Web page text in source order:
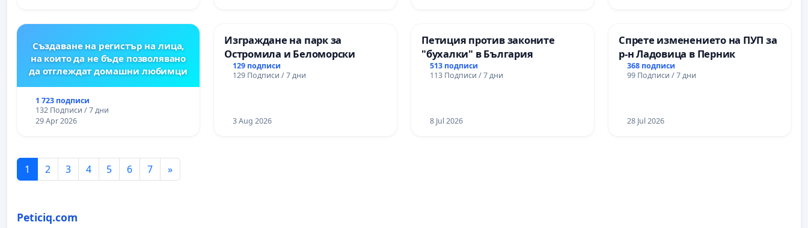
Създаване на регистър на лица,
на които да не бъде позволявано
да отглеждат домашни любимци
1 723 подписи
132 Подписи / 7 дни
29 Apr 2026
Изграждане на парк за
Остромила и Беломорски
129 подписи
129 Подписи / 7 дни
3 Aug 2026
Петиция против законите
"бухалки" в България
513 подписи
113 Подписи / 7 дни
8 Jul 2026
Спрете изменението на ПУП за
р-н Ладовица в Перник
368 подписи
99 Подписи / 7 дни
28 Jul 2026
1 2 3 4 5 6 7 »
Peticiq.com